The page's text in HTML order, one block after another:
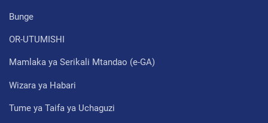
Bunge
OR-UTUMISHI
Mamlaka ya Serikali Mtandao (e-GA)
Wizara ya Habari
Tume ya Taifa ya Uchaguzi